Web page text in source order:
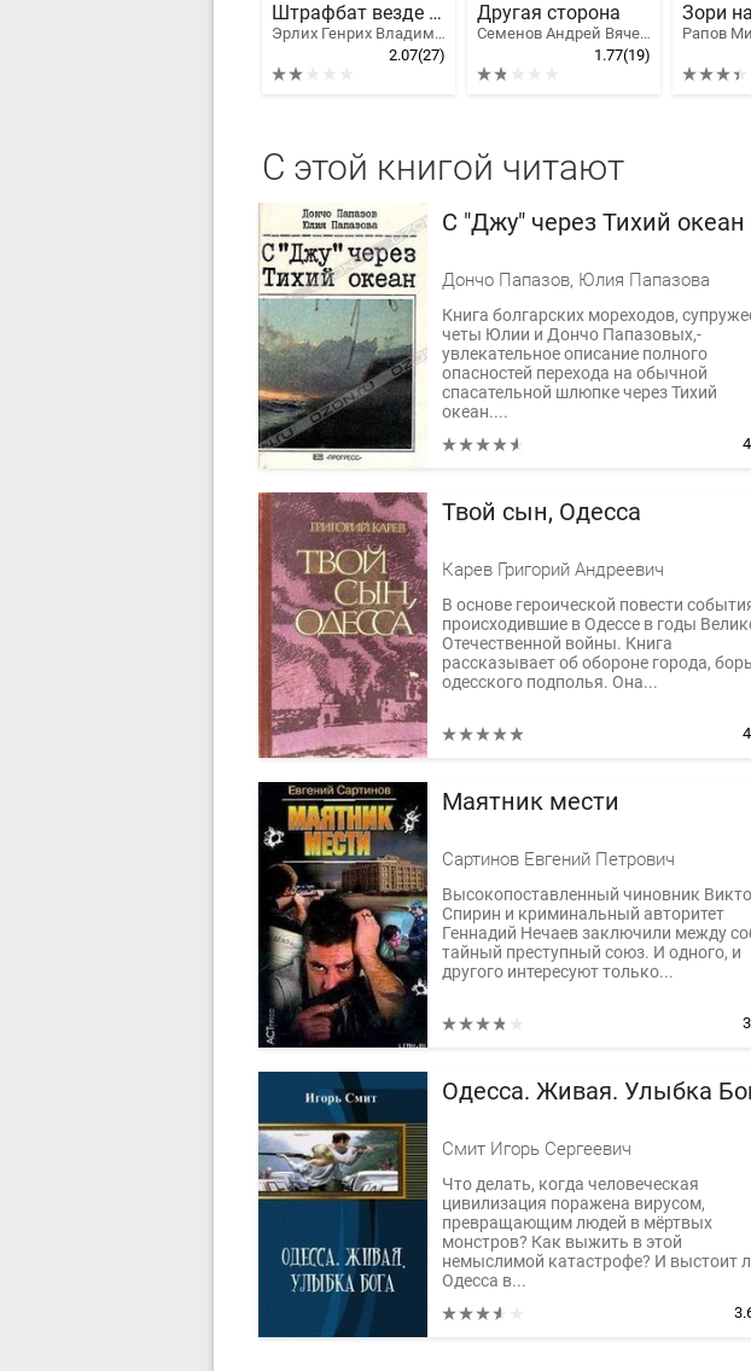
Штрафбат везде штрафбат. Вся трилогия о русском штрафнике Вермахта
Эрлих Генрих Владимирович
2.07(27)
Другая сторона
Семенов Андрей Вячеславович
1.77(19)
Зори
С этой книгой читают
С "Джу" через Тихий океан
Дончо Папазов, Юлия Папазова
Книга болгарских мореходов,
четы Юлии и Дончо Папазовых,-
увлекательное описание полного
опасностей перехода на обычной
спасательной шлюпке через Тихий
океан....
Твой сын, Одесса
Карев Григорий Андреевич
В основе героической повести
происходившие в Одессе в годы
Отечественной войны. Книга
рассказывает об обороне города,
одесского подполья. Она...
Маятник мести
Сартинов Евгений Петрович
Высокопоставленный чиновник
Спирин и криминальный авторитет
Геннадий Нечаев заключили между
тайный преступный союз. И одного, и
другого интересуют только...
Одесса. Живая. Улыбка
Смит Игорь Сергеевич
Что делать, когда человеческая
цивилизация поражена вирусом,
превращающим людей в мёртвых
монстров? Как выжить в этой
немыслимой катастрофе? И выстоит
Одесса в...